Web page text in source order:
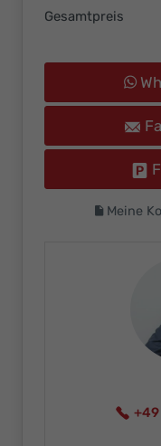
Gesamtpreis
Meine